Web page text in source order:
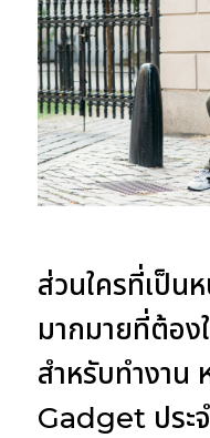
ส่วนใครที่เป็น
มากมายที่ต้อง
สำหรับทำงาน
Gadget ประ